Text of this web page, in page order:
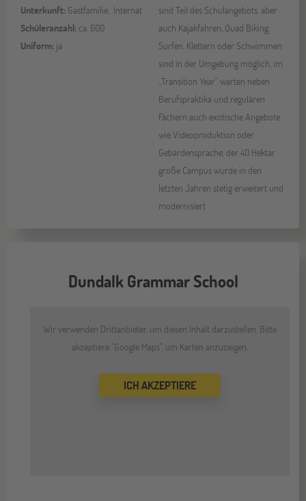
Unterkunft: Gastfamilie, Internat
Schüleranzahl: ca. 600
Uniform: ja
sind Teil des Schulangebots, aber
auch Kajakfahren, Quad Biking,
Surfen, Klettern oder Schwimmen
sind in der Umgebung möglich, im
„Transition Year" warten neben
Berufspraktika und regulären
Fächern auch exotische Angebote
wie Videoproduktion oder
Gebärdensprache, der 40 Hektar
große Campus wurde in den
letzten Jahren stetig erweitert und
modernisiert
Dundalk Grammar School
Wir verwenden Drittanbieter, um diesen Inhalt darzustellen. Bitte
akzeptiere "Google Maps", um Karten anzuzeigen.
ICH AKZEPTIERE